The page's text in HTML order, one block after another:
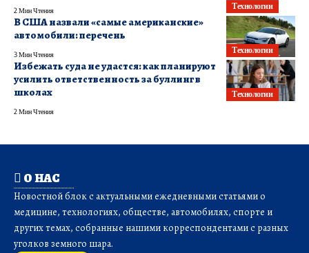
Технологии
2 Мин Чтения
Технологии
В США назвали «самые американские»
автомобили: перечень
3 Мин Чтения
Технологии
Избежать суда не удастся: как планируют
усилить ответственность за буллинг в
школах
2 Мин Чтения
О НАС
Новостной блок с актуальными ежедневными статьями о
медицине, технологиях, обществе, автомобилях, спорте и
других темах, собранные нашими корреспондентами с разных
уголков земного шара.